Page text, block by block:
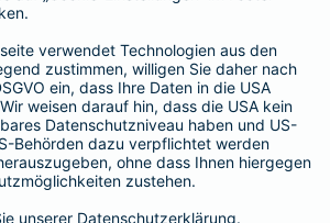
Zahnvorsorge für Sie am besten
Beraterinnen stehen Ihnen gerne für ein
zur Verfügung
den optimalen Schutz für Ihre Zähne.